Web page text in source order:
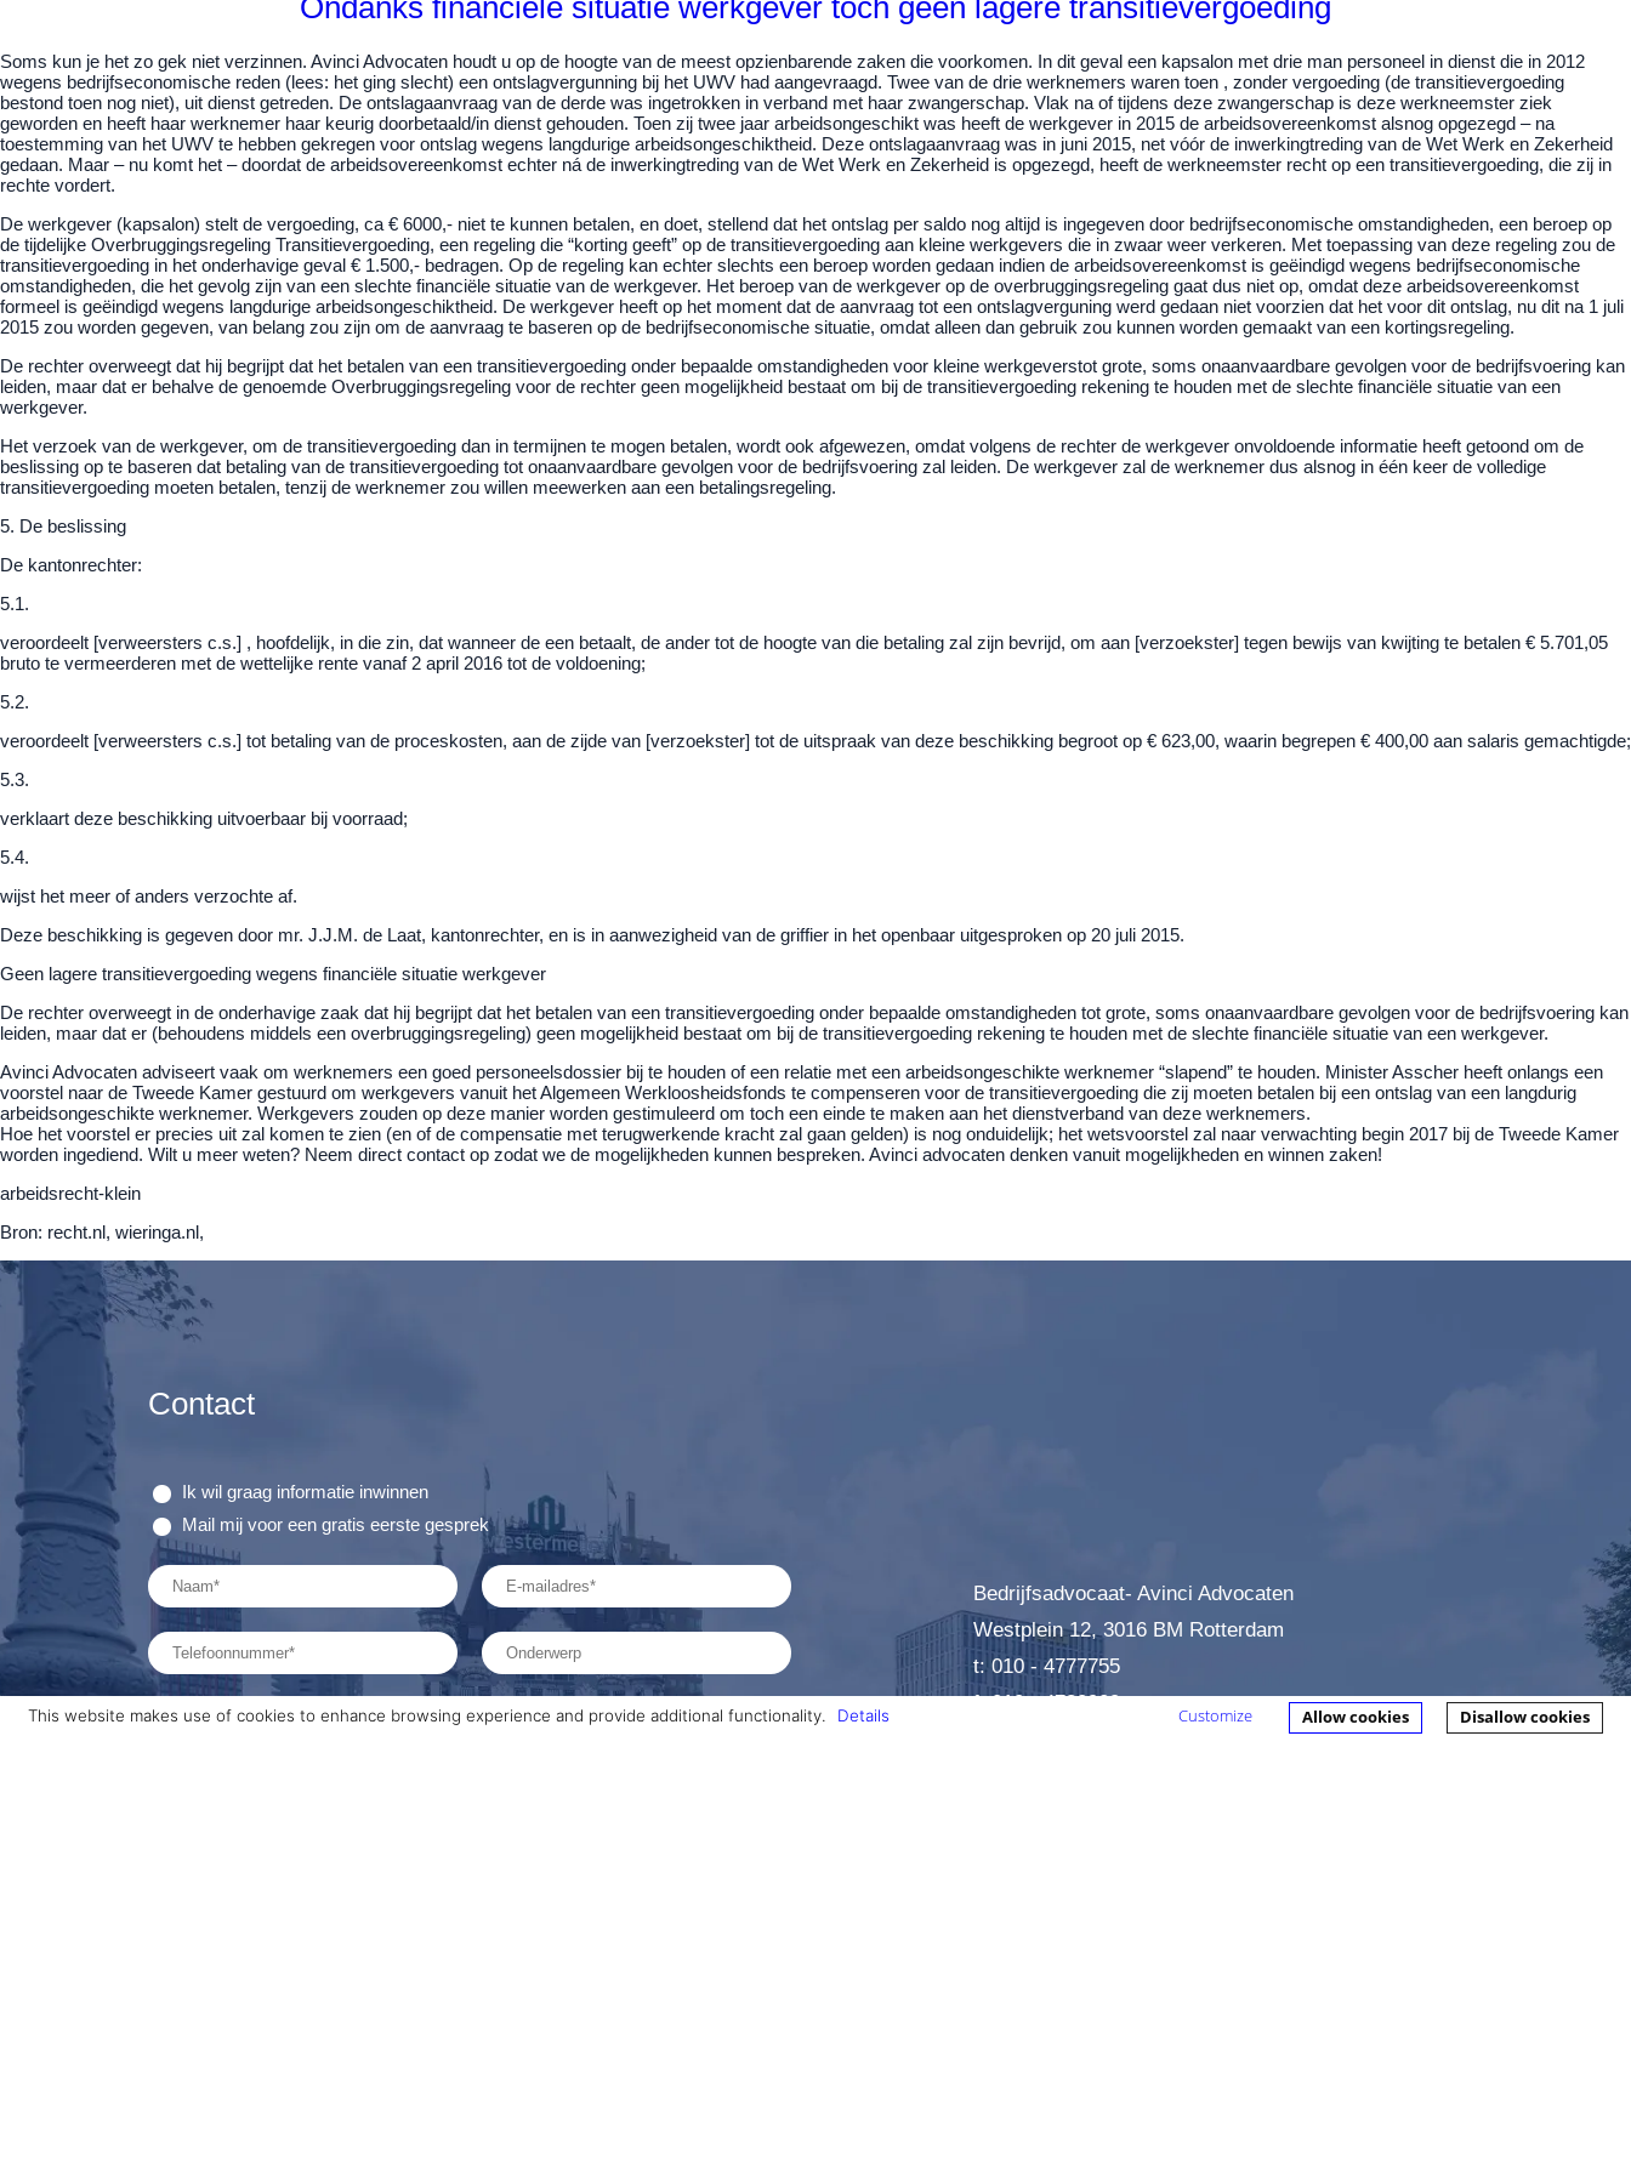
Ondanks financiële situatie werkgever toch geen lagere transitievergoeding
Soms kun je het zo gek niet verzinnen. Avinci Advocaten houdt u op de hoogte van de meest opzienbarende zaken die voorkomen. In dit geval een kapsalon met drie man personeel in dienst die in 2012
wegens bedrijfseconomische reden (lees: het ging slecht) een ontslagvergunning bij het UWV had aangevraagd. Twee van de drie werknemers waren toen , zonder vergoeding (de transitievergoeding
bestond toen nog niet), uit dienst getreden. De ontslagaanvraag van de derde was ingetrokken in verband met haar zwangerschap. Vlak na of tijdens deze zwangerschap is deze werkneemster ziek
geworden en heeft haar werknemer haar keurig doorbetaald/in dienst gehouden. Toen zij twee jaar arbeidsongeschikt was heeft de werkgever in 2015 de arbeidsovereenkomst alsnog opgezegd – na
toestemming van het UWV te hebben gekregen voor ontslag wegens langdurige arbeidsongeschiktheid. Deze ontslagaanvraag was in juni 2015, net vóór de inwerkingtreding van de Wet Werk en Zekerheid
gedaan. Maar – nu komt het – doordat de arbeidsovereenkomst echter ná de inwerkingtreding van de Wet Werk en Zekerheid is opgezegd, heeft de werkneemster recht op een transitievergoeding, die zij in
rechte vordert.
De werkgever (kapsalon) stelt de vergoeding, ca € 6000,- niet te kunnen betalen, en doet, stellend dat het ontslag per saldo nog altijd is ingegeven door bedrijfseconomische omstandigheden, een beroep op
de tijdelijke Overbruggingsregeling Transitievergoeding, een regeling die “korting geeft” op de transitievergoeding aan kleine werkgevers die in zwaar weer verkeren. Met toepassing van deze regeling zou de
transitievergoeding in het onderhavige geval € 1.500,- bedragen. Op de regeling kan echter slechts een beroep worden gedaan indien de arbeidsovereenkomst is geëindigd wegens bedrijfseconomische
omstandigheden, die het gevolg zijn van een slechte financiële situatie van de werkgever. Het beroep van de werkgever op de overbruggingsregeling gaat dus niet op, omdat deze arbeidsovereenkomst
formeel is geëindigd wegens langdurige arbeidsongeschiktheid. De werkgever heeft op het moment dat de aanvraag tot een ontslagverguning werd gedaan niet voorzien dat het voor dit ontslag, nu dit na 1 juli
2015 zou worden gegeven, van belang zou zijn om de aanvraag te baseren op de bedrijfseconomische situatie, omdat alleen dan gebruik zou kunnen worden gemaakt van een kortingsregeling.
De rechter overweegt dat hij begrijpt dat het betalen van een transitievergoeding onder bepaalde omstandigheden voor kleine werkgeverstot grote, soms onaanvaardbare gevolgen voor de bedrijfsvoering kan
leiden, maar dat er behalve de genoemde Overbruggingsregeling voor de rechter geen mogelijkheid bestaat om bij de transitievergoeding rekening te houden met de slechte financiële situatie van een
werkgever.
Het verzoek van de werkgever, om de transitievergoeding dan in termijnen te mogen betalen, wordt ook afgewezen, omdat volgens de rechter de werkgever onvoldoende informatie heeft getoond om de
beslissing op te baseren dat betaling van de transitievergoeding tot onaanvaardbare gevolgen voor de bedrijfsvoering zal leiden. De werkgever zal de werknemer dus alsnog in één keer de volledige
transitievergoeding moeten betalen, tenzij de werknemer zou willen meewerken aan een betalingsregeling.
5. De beslissing
De kantonrechter:
5.1.
veroordeelt [verweersters c.s.] , hoofdelijk, in die zin, dat wanneer de een betaalt, de ander tot de hoogte van die betaling zal zijn bevrijd, om aan [verzoekster] tegen bewijs van kwijting te betalen € 5.701,05
bruto te vermeerderen met de wettelijke rente vanaf 2 april 2016 tot de voldoening;
5.2.
veroordeelt [verweersters c.s.] tot betaling van de proceskosten, aan de zijde van [verzoekster] tot de uitspraak van deze beschikking begroot op € 623,00, waarin begrepen € 400,00 aan salaris gemachtigde;
5.3.
verklaart deze beschikking uitvoerbaar bij voorraad;
5.4.
wijst het meer of anders verzochte af.
Deze beschikking is gegeven door mr. J.J.M. de Laat, kantonrechter, en is in aanwezigheid van de griffier in het openbaar uitgesproken op 20 juli 2015.
Geen lagere transitievergoeding wegens financiële situatie werkgever
De rechter overweegt in de onderhavige zaak dat hij begrijpt dat het betalen van een transitievergoeding onder bepaalde omstandigheden tot grote, soms onaanvaardbare gevolgen voor de bedrijfsvoering kan
leiden, maar dat er (behoudens middels een overbruggingsregeling) geen mogelijkheid bestaat om bij de transitievergoeding rekening te houden met de slechte financiële situatie van een werkgever.
Avinci Advocaten adviseert vaak om werknemers een goed personeelsdossier bij te houden of een relatie met een arbeidsongeschikte werknemer “slapend” te houden. Minister Asscher heeft onlangs een
voorstel naar de Tweede Kamer gestuurd om werkgevers vanuit het Algemeen Werkloosheidsfonds te compenseren voor de transitievergoeding die zij moeten betalen bij een ontslag van een langdurig
arbeidsongeschikte werknemer. Werkgevers zouden op deze manier worden gestimuleerd om toch een einde te maken aan het dienstverband van deze werknemers.
Hoe het voorstel er precies uit zal komen te zien (en of de compensatie met terugwerkende kracht zal gaan gelden) is nog onduidelijk; het wetsvoorstel zal naar verwachting begin 2017 bij de Tweede Kamer
worden ingediend. Wilt u meer weten? Neem direct contact op zodat we de mogelijkheden kunnen bespreken. Avinci advocaten denken vanuit mogelijkheden en winnen zaken!
arbeidsrecht-klein
Bron: recht.nl, wieringa.nl,
Contact
Ik wil graag informatie inwinnen
Mail mij voor een gratis eerste gesprek
Bedrijfsadvocaat- Avinci Advocaten
Westplein 12, 3016 BM Rotterdam
t: 010 - 4777755
f: 010 - 4780909
This website makes use of cookies to enhance browsing experience and provide additional functionality. Details Disallow cookies
Allow cookies
Customize